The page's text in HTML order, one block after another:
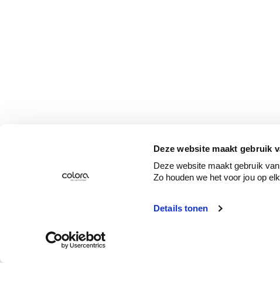
Deze website maakt gebruik
Deze website maakt gebruik
Zo houden we het voor jou op
Details tonen